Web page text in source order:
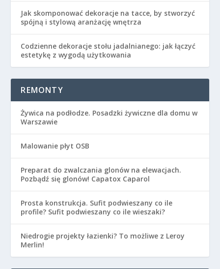
Jak skomponować dekoracje na tacce, by stworzyć
spójną i stylową aranżację wnętrza
Codzienne dekoracje stołu jadalnianego: jak łączyć
estetykę z wygodą użytkowania
REMONTY
Żywica na podłodze. Posadzki żywiczne dla domu w
Warszawie
Malowanie płyt OSB
Preparat do zwalczania glonów na elewacjach.
Pozbądź się glonów! Capatox Caparol
Prosta konstrukcja. Sufit podwieszany co ile
profile? Sufit podwieszany co ile wieszaki?
Niedrogie projekty łazienki? To możliwe z Leroy
Merlin!